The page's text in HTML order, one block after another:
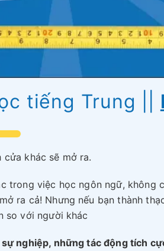
tiếng Trung
khác sẽ mở ra.
trong việc học ngôn ngữ, không
ra cả! Nhưng nếu bạn thành
so với người khác
nghiệp, những tác động tích